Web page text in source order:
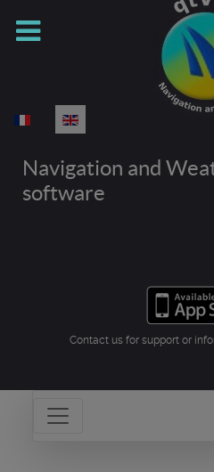
Select your language
Navigation and
software
Contact us for support or